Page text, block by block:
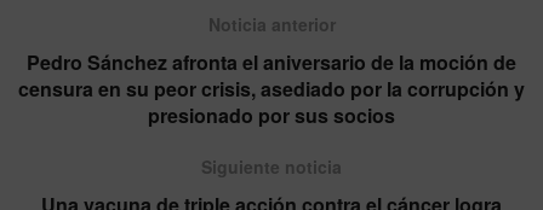
Noticia anterior
Pedro Sánchez afronta el aniversario de la moción de
censura en su peor crisis, asediado por la corrupción y
presionado por sus socios
Siguiente noticia
Una vacuna de triple acción contra el cáncer logra